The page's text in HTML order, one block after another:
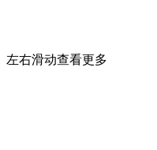
左右滑动查看更多